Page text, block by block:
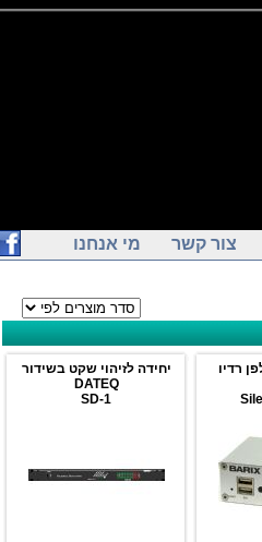
קשר מי אנחנו
יחידה לזיהוי שקט בשידור
DATEQ